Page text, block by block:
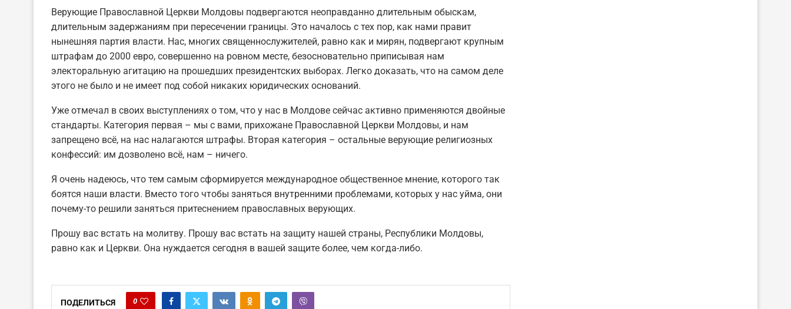
Верующие Православной Церкви Молдовы подвергаются неоправданно длительным обыскам,
длительным задержаниям при пересечении границы. Это началось с тех пор, как нами правит
нынешняя партия власти. Нас, многих священнослужителей, равно как и мирян, подвергают крупным
штрафам до 2000 евро, совершенно на ровном месте, безосновательно приписывая нам
электоральную агитацию на прошедших президентских выборах. Легко доказать, что на самом деле
этого не было и не имеет под собой никаких юридических оснований.
Уже отмечал в своих выступлениях о том, что у нас в Молдове сейчас активно применяются двойные
стандарты. Категория первая – мы с вами, прихожане Православной Церкви Молдовы, и нам
запрещено всё, на нас налагаются штрафы. Вторая категория – остальные верующие религиозных
конфессий: им дозволено всё, нам – ничего.
Я очень надеюсь, что тем самым сформируется международное общественное мнение, которого так
боятся наши власти. Вместо того чтобы заняться внутренними проблемами, которых у нас уйма, они
почему-то решили заняться притеснением православных верующих.
Прошу вас встать на молитву. Прошу вас встать на защиту нашей страны, Республики Молдовы,
равно как и Церкви. Она нуждается сегодня в вашей защите более, чем когда-либо.
ПОДЕЛИТЬСЯ 0